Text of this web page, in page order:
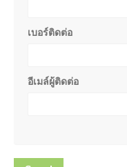
เบอร์ติดต่อ
อีเมล์ผู้ติดต่อ